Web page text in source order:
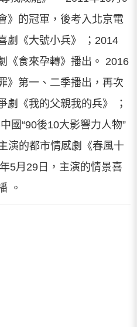
》的冠軍，後考入北京電
劇《大號小兵》 ；2014
《食來孕轉》播出。 2016
》第一、二季播出，再次
劇《我的父親我的兵》 ；
國“90後10大影響力人物”
演的都市情感劇《春風十
5月29日，主演的情景喜
。